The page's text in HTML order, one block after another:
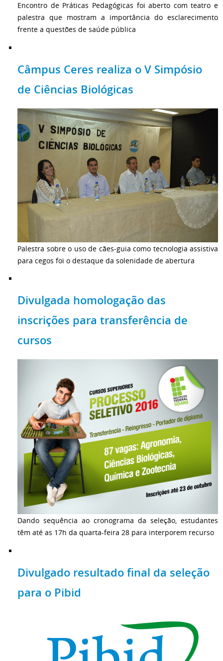
Encontro de Práticas Pedagógicas foi aberto com teatro e
palestra que mostram a importância do esclarecimento
frente a questões de saúde pública
Câmpus Ceres realiza o V Simpósio
de Ciências Biológicas
Palestra sobre o uso de cães-guia como tecnologia assistiva
para cegos foi o destaque da solenidade de abertura
Divulgada homologação das
inscrições para transferência de
cursos
Dando sequência ao cronograma da seleção, estudantes
têm até as 17h da quarta-feira 28 para interporem recurso
Divulgado resultado final da seleção
para o Pibid